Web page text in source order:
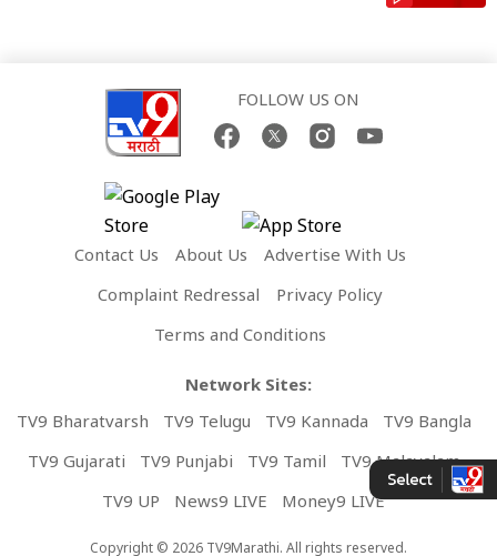
FOLLOW US ON
Contact Us About Us
Advertise With Us
Complaint Redressal
Privacy Policy
Terms and Conditions
Network Sites:
TV9 Bharatvarsh
TV9 Telugu TV9 Kannada
TV9 Bangla
TV9 Gujarati
TV9 Punjabi TV9 Tamil
TV9 Malayalam
TV9 UP
News9 LIVE Money9 LIVE
Copyright © 2026 TV9Marathi. All rights reserved.